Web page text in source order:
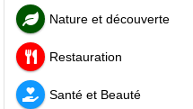
Nature et découverte
Restauration
Santé et Beauté